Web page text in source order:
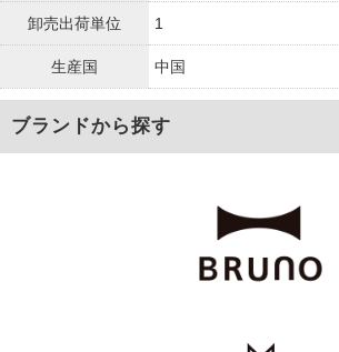
卸売出荷単位 1
生産国 中国
ブランドから探す